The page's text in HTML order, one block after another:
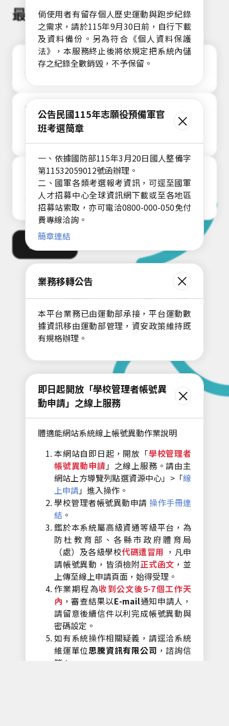
最新消息
2026/03/24
公告民國115年志願役預備軍官班考選簡章
2025/11/12
114學年度體適能上傳說明會操作直播影
片、注意事項與Q&A
2025/08/21
114學年體適能網站前台、學校/縣市政府端
後台與健康護照操作說明影片
更多消息
倘使用者有留存個人歷史運動與跑步紀錄
之需求，請於115年9月30日前，自行下載
及資料備份。另為符合《個人資料保護
法》，本服務終止後將依規定把系統內儲
存之紀錄全數銷毀，不予保留。
公告民國115年志願役預備軍官
班考選簡章
一、依據國防部115年3月20日國人整備字
第11532059012號函辦理。
二、國軍各類考選報考資訊，可逕至國軍
人才招募中心全球資訊網下載或至各地區
招募站索取，亦可電洽0800-000-050免付
費專線洽詢。
簡章連結
業務移轉公告
本平台業務已由運動部承接，平台運動數
據資訊移由運動部管理，資安政策維持既
有規格辦理。
即日起開放「學校管理者帳號異
動申請」之線上服務
體適能網站系統線上帳號異動作業說明
本網站自即日起，開放「學校管理者
帳號異動申請」之線上服務。請由主
網站上方導覽列點選資源中心」>「線
上申請」進入操作。
學校管理者帳號異動申請 操作手冊連
結 。
鑑於本系統屬高級資通等級平台，為
防杜教育部、各縣市政府體育局
（處）及各級學校代碼遭冒用 ，凡申
請帳號異動，皆須檢附正式函文 ，並
上傳至線上申請頁面，始得受理。
作業期程為收到公文後5-7個工作天
內 ，審查結果以E-mail通知申請人，
請留意後續信件以利完成帳號異動與
密碼設定。
如有系統操作相關疑義，請逕洽系統
維運單位思騰資訊有限公司 ，諮詢信
箱：